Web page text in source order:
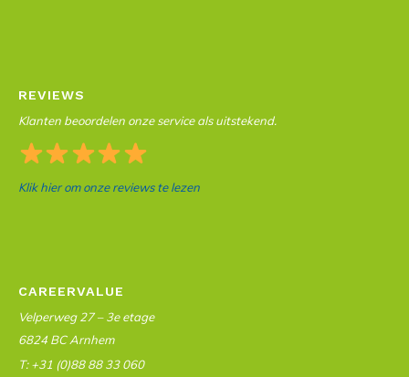
REVIEWS
Klanten beoordelen onze service als uitstekend.
Klik hier om onze reviews te lezen
CAREERVALUE
Velperweg 27 – 3e etage
6824 BC Arnhem
T: +31 (0)88 88 33 060